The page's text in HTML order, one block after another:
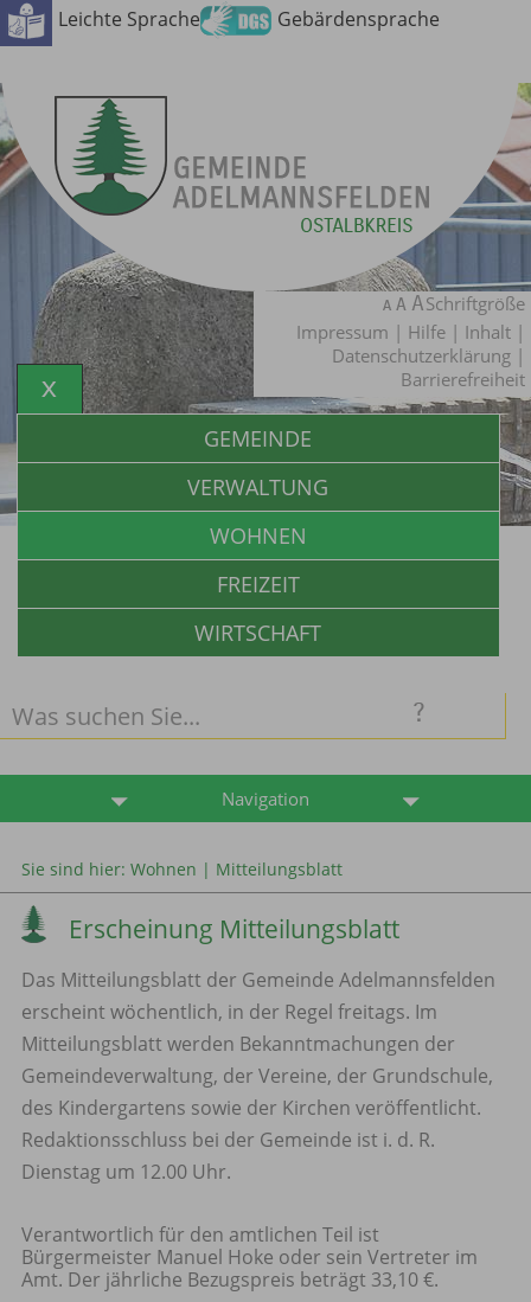
Leichte Sprache Gebärdensprache
Schriftgröße
Impressum | Hilfe | Inhalt |
Datenschutzerklärung |
Barrierefreiheit
Navigation
GEMEINDE
VERWALTUNG
WOHNEN
FREIZEIT
WIRTSCHAFT
Sie sind hier: Wohnen | Mitteilungsblatt
Erscheinung Mitteilungsblatt
Das Mitteilungsblatt der Gemeinde Adelmannsfelden
erscheint wöchentlich, in der Regel freitags. Im
Mitteilungsblatt werden Bekanntmachungen der
Gemeindeverwaltung, der Vereine, der Grundschule,
des Kindergartens sowie der Kirchen veröffentlicht.
Redaktionsschluss bei der Gemeinde ist i. d. R.
Dienstag um 12.00 Uhr.
Verantwortlich für den amtlichen Teil ist
Bürgermeister Manuel Hoke oder sein Vertreter im
Amt. Der jährliche Bezugspreis beträgt 33,10 €.